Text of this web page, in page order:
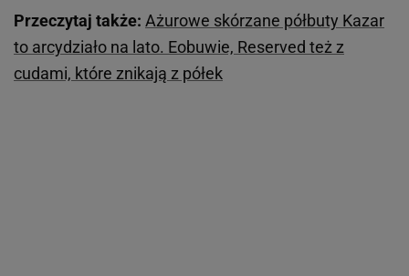
Przeczytaj także: Ażurowe skórzane półbuty Kazar
to arcydziało na lato. Eobuwie, Reserved też z
cudami, które znikają z półek